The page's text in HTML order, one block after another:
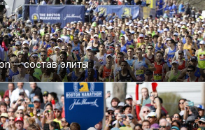
— состав элиты